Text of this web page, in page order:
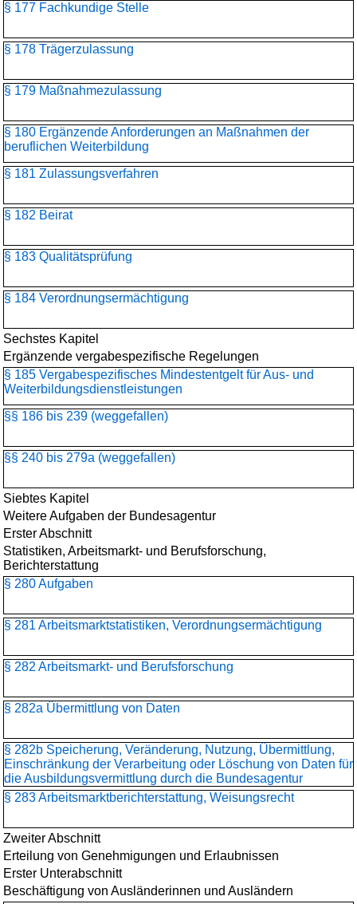
§ 177 Fachkundige Stelle
§ 178 Trägerzulassung
§ 179 Maßnahmezulassung
§ 180 Ergänzende Anforderungen an Maßnahmen der
beruflichen Weiterbildung
§ 181 Zulassungsverfahren
§ 182 Beirat
§ 183 Qualitätsprüfung
§ 184 Verordnungsermächtigung
Sechstes Kapitel
Ergänzende vergabespezifische Regelungen
§ 185 Vergabespezifisches Mindestentgelt für Aus- und
Weiterbildungsdienstleistungen
§§ 186 bis 239 (weggefallen)
§§ 240 bis 279a (weggefallen)
Siebtes Kapitel
Weitere Aufgaben der Bundesagentur
Erster Abschnitt
Statistiken, Arbeitsmarkt- und Berufsforschung,
Berichterstattung
§ 280 Aufgaben
§ 281 Arbeitsmarktstatistiken, Verordnungsermächtigung
§ 282 Arbeitsmarkt- und Berufsforschung
§ 282a Übermittlung von Daten
§ 282b Speicherung, Veränderung, Nutzung, Übermittlung,
Einschränkung der Verarbeitung oder Löschung von Daten für
die Ausbildungsvermittlung durch die Bundesagentur
§ 283 Arbeitsmarktberichterstattung, Weisungsrecht
Zweiter Abschnitt
Erteilung von Genehmigungen und Erlaubnissen
Erster Unterabschnitt
Beschäftigung von Ausländerinnen und Ausländern